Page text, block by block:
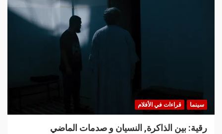
سينما قراءات في الأفلام
رقية: بين الذاكرة, النسيان و صدمات الماضي